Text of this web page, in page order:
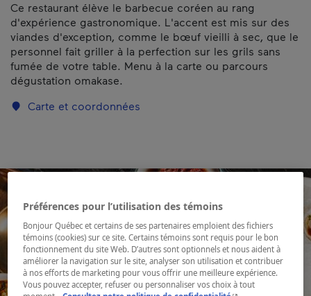
Ce restaurant élève le barbecue coréen au rang
d'expérience gastronomique. L'accent est mis sur des
viandes d'exception, comme le bœuf vieilli à sec, que le
personnel fait griller à la perfection sur les grils sans
fumée de votre table. Menu à la carte ou parcours
dégustation omakase.
Carte et coordonnées
Préférences pour l’utilisation des témoins
Bonjour Québec et certains de ses partenaires emploient des fichiers
témoins (cookies) sur ce site. Certains témoins sont requis pour le bon
fonctionnement du site Web. D’autres sont optionnels et nous aident à
améliorer la navigation sur le site, analyser son utilisation et contribuer
à nos efforts de marketing pour vous offrir une meilleure expérience.
Vous pouvez accepter, refuser ou personnaliser vos choix à tout